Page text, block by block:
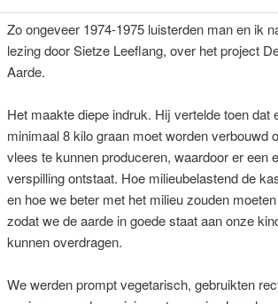
Zo ongeveer 1974-1975 luisterden man en ik
lezing door Sietze Leeflang, over het project
Aarde.
Het maakte diepe indruk. Hij vertelde toen dat
minimaal 8 kilo graan moet worden verbouwd
vlees te kunnen produceren, waardoor er een
verspilling ontstaat. Hoe milieubelastend de
en hoe we beter met het milieu zouden
zodat we de aarde in goede staat aan onze
kunnen overdragen.
We werden prompt vegetarisch, gebruikten